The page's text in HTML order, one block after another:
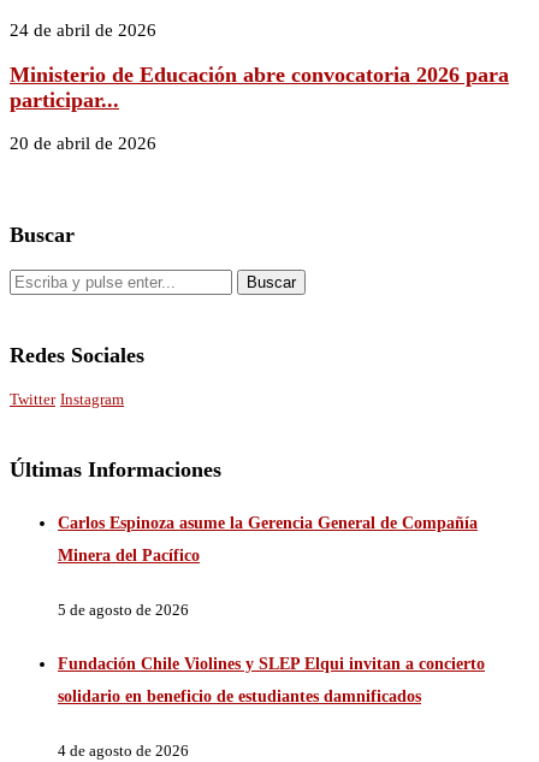
24 de abril de 2026
Ministerio de Educación abre convocatoria 2026 para
participar...
20 de abril de 2026
Buscar
Redes Sociales
Twitter Instagram
Últimas Informaciones
Carlos Espinoza asume la Gerencia General de Compañía
Minera del Pacífico
5 de agosto de 2026
Fundación Chile Violines y SLEP Elqui invitan a concierto
solidario en beneficio de estudiantes damnificados
4 de agosto de 2026